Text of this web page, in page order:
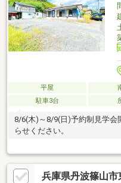
平屋
駐車3台
8/6(木)～8/9(日)予約制見学会
らせください。
兵庫県丹波篠山